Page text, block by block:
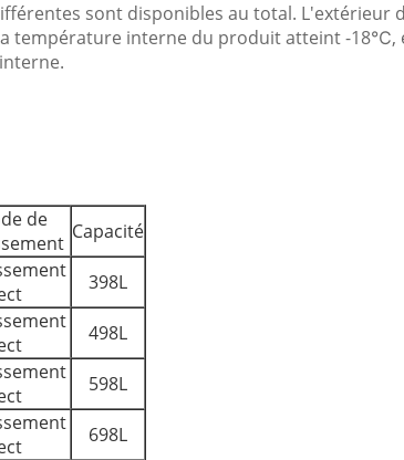
sont disponibles au total.
température interne du produit atteint -18℃,
de
Capacité
398L
498L
598L
698L